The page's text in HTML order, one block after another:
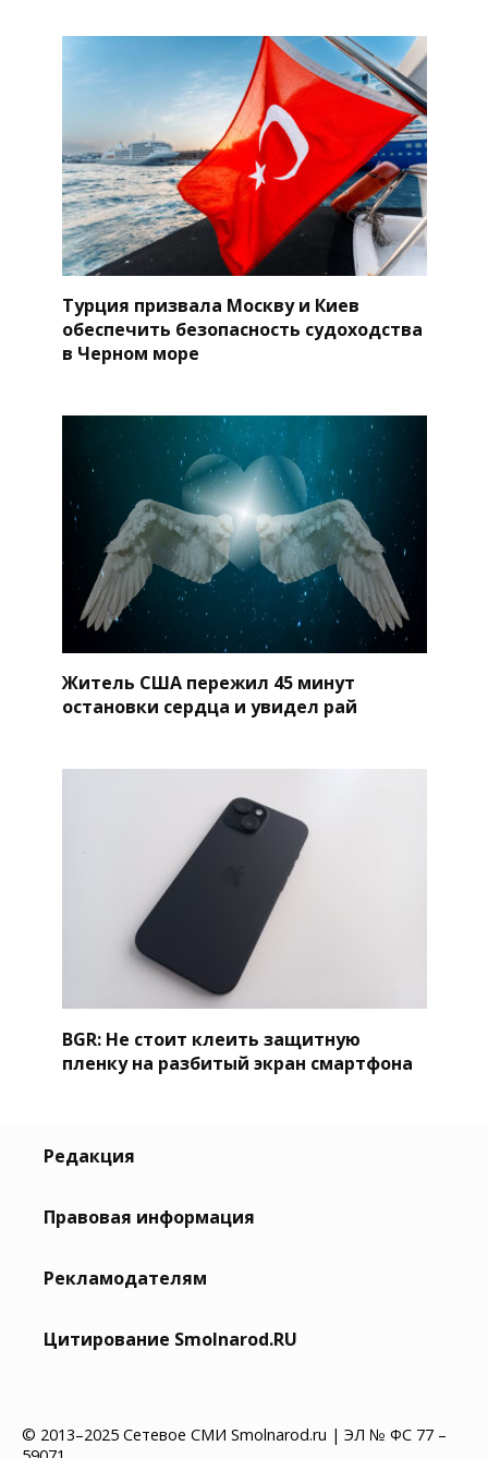
Турция призвала Москву и Киев
обеспечить безопасность судоходства
в Черном море
Житель США пережил 45 минут
остановки сердца и увидел рай
BGR: Не стоит клеить защитную
пленку на разбитый экран смартфона
Редакция
Правовая информация
Рекламодателям
Цитирование Smolnarod.RU
© 2013–2025 Сетевое СМИ Smolnarod.ru | ЭЛ № ФС 77 –